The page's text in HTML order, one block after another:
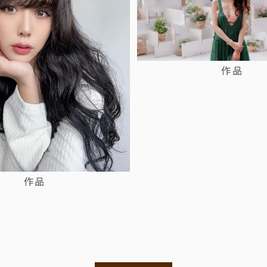
作品
作品